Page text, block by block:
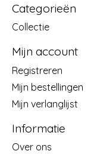
Categorieën
Collectie
Mijn account
Registreren
Mijn bestellingen
Mijn verlanglijst
Informatie
Over ons